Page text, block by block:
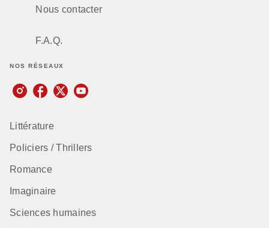
Nous contacter
F.A.Q.
NOS RÉSEAUX
Littérature
Policiers / Thrillers
Romance
Imaginaire
Sciences humaines